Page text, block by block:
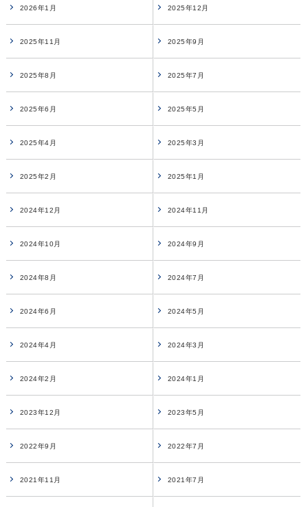
2026年1月 2025年12月
2025年11月 2025年9月
2025年8月 2025年7月
2025年6月 2025年5月
2025年4月 2025年3月
2025年2月 2025年1月
2024年12月 2024年11月
2024年10月 2024年9月
2024年8月 2024年7月
2024年6月 2024年5月
2024年4月 2024年3月
2024年2月 2024年1月
2023年12月 2023年5月
2022年9月 2022年7月
2021年11月 2021年7月